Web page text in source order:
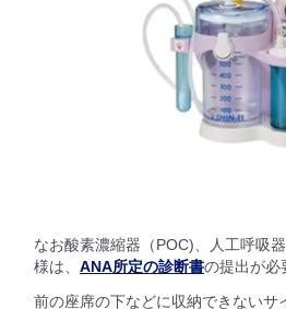
なお酸素濃縮器（POC)、人工呼吸
様は、 ANA所定の診断書の提出が必
前の座席の下などに収納できないサ